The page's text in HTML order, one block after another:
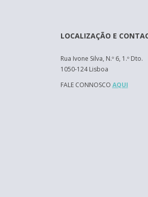
LOCALIZAÇÃO E
Rua Ivone Silva, N.º 6, 1.º Dto.
1050-124 Lisboa
FALE CONNOSCO AQUI